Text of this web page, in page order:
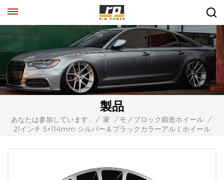
製品
あなたは参加しています : / 家 / モノブロック鍛造ホイール /
21インチ 5×114mm シルバー＆ブラックカラーアルミホイール